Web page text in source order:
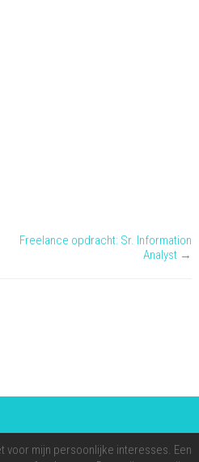
Freelance opdracht: Sr. Information
Analyst →
voor mijn persoonlijke interesses. Een